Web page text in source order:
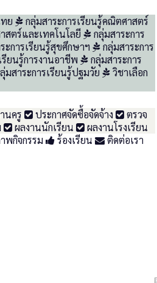
ย
กลุ่มสาระการเรียนรู้คณิตศาสตร์
สตร์และเทคโนโลยี
กลุ่มสาระการ
ะการเรียนรู้สุขศึกษาฯ
กลุ่มสาระการ
รียนรู้การงานอาชีพ
กลุ่มสาระการ
มสาระการเรียนรู้ปฐมวัย
วิชาเลือก
นครู ประกาศจัดซื้อจัดจ้าง
ตรวจ
ผลงานนักเรียน
ผลงานโรงเรียน
พกิจกรรม ร้องเรียน ติดต่อเรา